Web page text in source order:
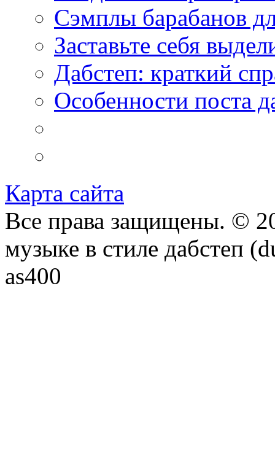
Сэмплы барабанов
Заставьте себя
Дабстеп: краткий
Особенности поста
Карта сайта
Все права защищены. ©
музыке в стиле дабстеп
as400